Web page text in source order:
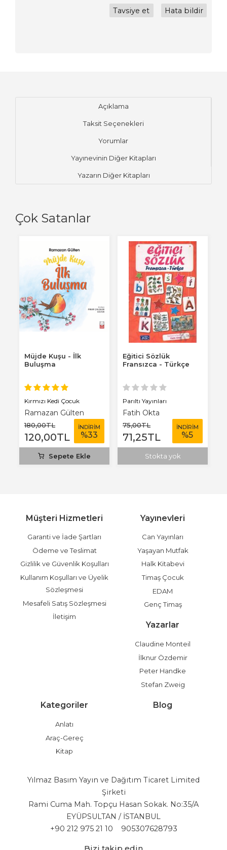
Tavsiye et Hata bildir
Açıklama
Taksit Seçenekleri
Yorumlar
Yayınevinin Diğer Kitapları
Yazarın Diğer Kitapları
Çok Satanlar
Müjde Kuşu - İlk
Buluşma
Kırmızı Kedi Çocuk
Ramazan Gülten
180,00TL
120,00TL
İNDİRİM
%33
Sepete Ekle
Eğitici Sözlük
Fransızca - Türkçe
Parıltı Yayınları
Fatih Okta
75,00TL
71,25TL
İNDİRİM
%5
Stokta yok
Müşteri Hizmetleri
Garanti ve İade Şartları
Ödeme ve Teslimat
Gizlilik ve Güvenlik Koşulları
Kullanım Koşulları ve Üyelik
Sözleşmesi
Mesafeli Satış Sözleşmesi
İletişim
Yayınevleri
Can Yayınları
Yaşayan Mutfak
Halk Kitabevi
Timaş Çocuk
EDAM
Genç Timaş
Yazarlar
Claudine Monteil
İlknur Özdemir
Peter Handke
Stefan Zweig
Kategoriler
Anlatı
Araç-Gereç
Kitap
Blog
Yılmaz Basım Yayın ve Dağıtım Ticaret Limited
Şirketi
Rami Cuma Mah. Topçu Hasan Sokak. No:35/A
EYÜPSULTAN / İSTANBUL
+90 212 975 21 10
905307628793